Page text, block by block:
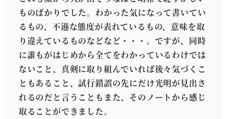
ものばかりでした。わかった気になって書いてい
るもの、不遜な態度が表れているもの、意味を取
り違えているものなどなど・・・。ですが、同時
に誰もがはじめから全てをわかっているわけでは
ないこと、真剣に取り組んでいれば後々気づくこ
ともあること、試行錯誤の先にだけ光明が見出さ
れるのだと言うこともまた、そのノートから感じ
取ることができました。